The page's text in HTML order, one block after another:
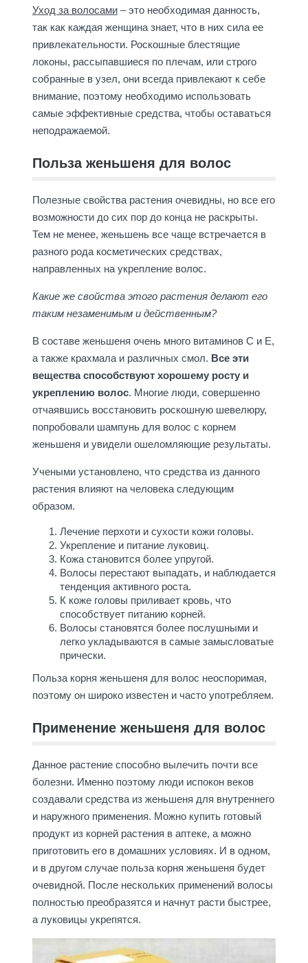
Уход за волосами– это необходимая данность,
так как каждая женщина знает, что в них сила ее
привлекательности. Роскошные блестящие
локоны, рассыпавшиеся по плечам, или строго
собранные в узел, они всегда привлекают к себе
внимание, поэтому необходимо использовать
самые эффективные средства, чтобы оставаться
неподражаемой.
Польза женьшеня для волос
Полезные свойства растения очевидны, но все его
возможности до сих пор до конца не раскрыты.
Тем не менее, женьшень все чаще встречается в
разного рода косметических средствах,
направленных на укрепление волос.
Какие же свойства этого растения делают его
таким незаменимым и действенным?
В составе женьшеня очень много витаминов С и Е,
а также крахмала и различных смол. Все эти
вещества способствуют хорошему росту и
укреплению волос. Многие люди, совершенно
отчаявшись восстановить роскошную шевелюру,
попробовали шампунь для волос с корнем
женьшеня и увидели ошеломляющие результаты.
Учеными установлено, что средства из данного
растения влияют на человека следующим
образом.
Лечение перхоти и сухости кожи головы.
Укрепление и питание луковиц.
Кожа становится более упругой.
Волосы перестают выпадать, и наблюдается
тенденция активного роста.
К коже головы приливает кровь, что
способствует питанию корней.
Волосы становятся более послушными и
легко укладываются в самые замысловатые
прически.
Польза корня женьшеня для волос неоспоримая,
поэтому он широко известен и часто употребляем.
Применение женьшеня для волос
Данное растение способно вылечить почти все
болезни. Именно поэтому люди испокон веков
создавали средства из женьшеня для внутреннего
и наружного применения. Можно купить готовый
продукт из корней растения в аптеке, а можно
приготовить его в домашних условиях. И в одном,
и в другом случае польза корня женьшеня будет
очевидной. После нескольких применений волосы
полностью преобразятся и начнут расти быстрее,
а луковицы укрепятся.